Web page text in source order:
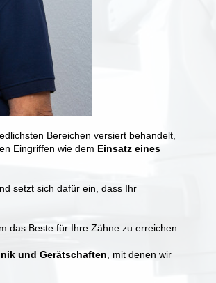
Bereichen versiert behandelt,
Eingriffen wie dem Einsatz eines
setzt sich dafür ein, dass Ihr
das Beste für Ihre Zähne zu erreichen
und Gerätschaften , mit denen wir